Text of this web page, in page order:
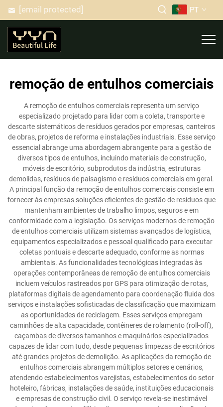
[email protected] PT
remoção de entulhos comerciais
A remoção de entulhos comerciais representa um serviço
especializado projetado para lidar com a coleta, transporte e
descarte sistemáticos de resíduos gerados por empresas, canteiros
de obras, projetos de reforma e instalações industriais. Esse serviço
essencial abrange uma abordagem abrangente para a gestão de
diversos tipos de entulhos, incluindo materiais de construção,
móveis de escritório, subprodutos da indústria, estruturas
demolidas, resíduos de paisagismo e resíduos comerciais em geral.
A principal função da remoção de entulhos comerciais consiste em
fornecer às empresas soluções eficientes de gestão de resíduos que
mantenham ambientes de trabalho limpos, seguros e em
conformidade com a legislação. Os serviços modernos de remoção
de entulhos comerciais utilizam sistemas avançados de logística,
equipamentos especializados e pessoal qualificado para executar
coletas pontuais e descarte adequado, conforme as normas
ambientais. As funcionalidades tecnológicas integradas às
operações contemporâneas de remoção de entulhos comerciais
incluem veículos rastreados por GPS para otimização de rotas,
plataformas digitais de agendamento para coordenação fluida dos
serviços e instalações sofisticadas de classificação que maximizam
as oportunidades de reciclagem. Esses serviços empregam
caminhões de alta capacidade, contêineres de rolamento (roll-off),
caçambas de diversos tamanhos e maquinários especializados
capazes de lidar com tudo, desde pequenas limpezas de escritórios
até grandes projetos de demolição. As aplicações da remoção de
entulhos comerciais abrangem múltiplos setores e cenários,
atendendo estabelecimentos varejistas, estabelecimentos do setor
hoteleiro, fábricas, instalações de saúde, instituições educacionais
e empresas de construção civil. O serviço revela-se inestimável